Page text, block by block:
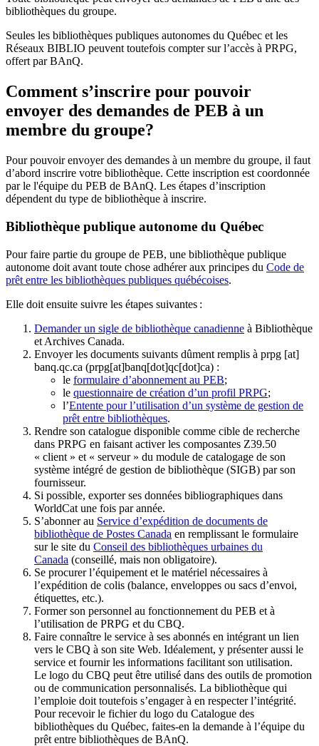
bibliothèques du groupe.
Seules les bibliothèques publiques autonomes du Québec et les
Réseaux BIBLIO peuvent toutefois compter sur l’accès à PRPG,
offert par BAnQ.
Comment s’inscrire pour pouvoir
envoyer des demandes de PEB à un
membre du groupe?
Pour pouvoir envoyer des demandes à un membre du groupe, il faut
d’abord inscrire votre bibliothèque. Cette inscription est coordonnée
par le l'équipe du PEB de BAnQ. Les étapes d’inscription
dépendent du type de bibliothèque à inscrire.
Bibliothèque publique autonome du Québec
Pour faire partie du groupe de PEB, une bibliothèque publique
autonome doit avant toute chose adhérer aux principes du Code de
prêt entre les bibliothèques publiques québécoises.
Elle doit ensuite suivre les étapes suivantes :
Demander un sigle de bibliothèque canadienne à Bibliothèque
et Archives Canada.
Envoyer les documents suivants dûment remplis à prpg [at]
banq.qc.ca (prpg[at]banq[dot]qc[dot]ca) :
le formulaire d’abonnement au PEB;
le questionnaire de création d’un profil PRPG;
l’Entente pour l’utilisation d’un système de gestion de
prêt entre bibliothèques.
Rendre son catalogue disponible comme cible de recherche
dans PRPG en faisant activer les composantes Z39.50
« client » et « serveur » du module de catalogage de son
système intégré de gestion de bibliothèque (SIGB) par son
fournisseur.
Si possible, exporter ses données bibliographiques dans
WorldCat une fois par année.
S’abonner au Service d’expédition de documents de
bibliothèque de Postes Canada en remplissant le formulaire
sur le site du Conseil des bibliothèques urbaines du
Canada (conseillé, mais non obligatoire).
Se procurer l’équipement et le matériel nécessaires à
l’expédition de colis (balance, enveloppes ou sacs d’envoi,
étiquettes, etc.).
Former son personnel au fonctionnement du PEB et à
l’utilisation de PRPG et du CBQ.
Faire connaître le service à ses abonnés en intégrant un lien
vers le CBQ à son site Web. Idéalement, y présenter aussi le
service et fournir les informations facilitant son utilisation.
Le logo du CBQ peut être utilisé dans des outils de promotion
ou de communication personnalisés. La bibliothèque qui
l’emploie doit toutefois s’engager à en respecter l’intégrité.
Pour recevoir le fichier du logo du Catalogue des
bibliothèques du Québec, faites-en la demande à l’équipe du
prêt entre bibliothèques de BAnQ.